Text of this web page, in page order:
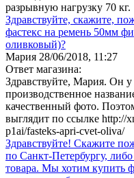
разрывную нагрузку 70 кг.
Здравствуйте, скажите,
фастекс на ремень 50мм
оливковый)?
Мария 28/06/2018, 11:27
Ответ магазина:
Здравствуйте, Мария. Он
производственное
качественный фото.
выглядит по ссылке http://
p1ai/fasteks-apri-cvet-oliva/
Здравствуйте! Скажите
по Санкт-Петербургу,
товара. Мы хотим купить